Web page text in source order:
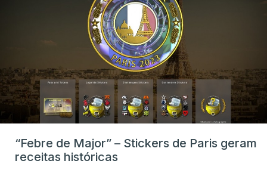
“Febre de Major” – Stickers de Paris geram
receitas históricas